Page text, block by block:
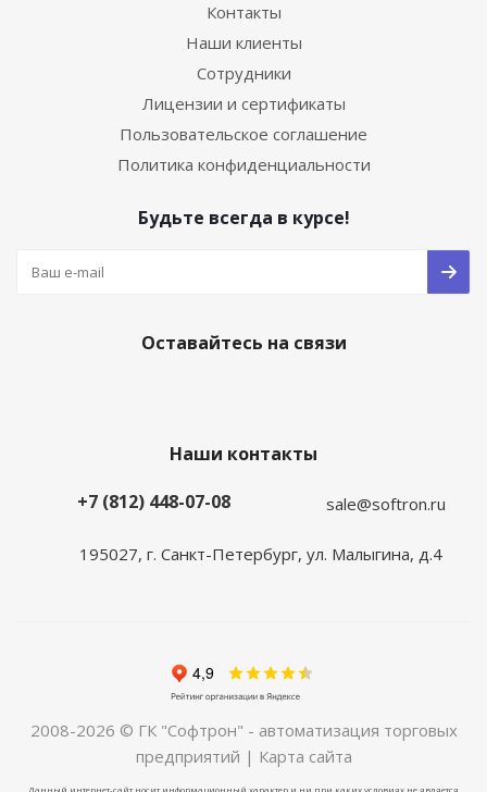
Контакты
Наши клиенты
Сотрудники
Лицензии и сертификаты
Пользовательское соглашение
Политика конфиденциальности
Будьте всегда в курсе!
Оставайтесь на связи
Наши контакты
+7 (812) 448-07-08
sale@softron.ru
195027, г. Санкт-Петербург, ул. Малыгина, д.4
2008-2026 © ГК "Софтрон" - автоматизация торговых
предприятий | Карта сайта
Данный интернет-сайт носит информационный характер и ни при каких условиях не является